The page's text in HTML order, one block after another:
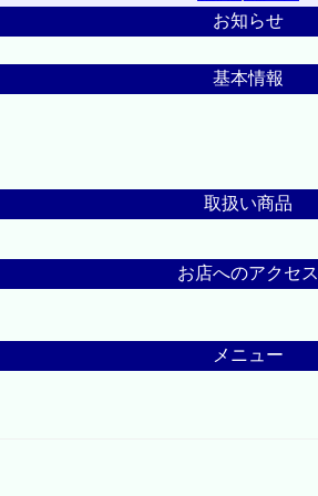
お知らせ
基本情報
取扱い商品
お店へのアクセス
メニュー